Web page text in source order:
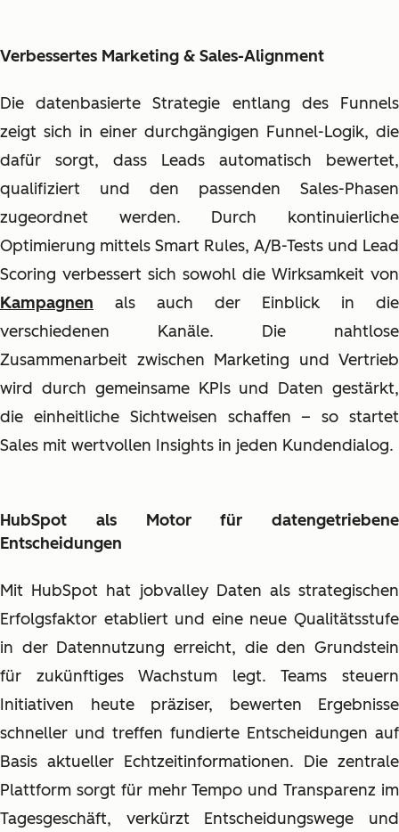
Verbessertes Marketing & Sales-Alignment
Die datenbasierte Strategie entlang des Funnels
zeigt sich in einer durchgängigen Funnel-Logik, die
dafür sorgt, dass Leads automatisch bewertet,
qualifiziert und den passenden Sales-Phasen
zugeordnet werden. Durch kontinuierliche
Optimierung mittels Smart Rules, A/B-Tests und Lead
Scoring verbessert sich sowohl die Wirksamkeit von
Kampagnen als auch der Einblick in die
verschiedenen Kanäle. Die nahtlose
Zusammenarbeit zwischen Marketing und Vertrieb
wird durch gemeinsame KPIs und Daten gestärkt,
die einheitliche Sichtweisen schaffen – so startet
Sales mit wertvollen Insights in jeden Kundendialog.
HubSpot als Motor für datengetriebene
Entscheidungen
Mit HubSpot hat jobvalley Daten als strategischen
Erfolgsfaktor etabliert und eine neue Qualitätsstufe
in der Datennutzung erreicht, die den Grundstein
für zukünftiges Wachstum legt. Teams steuern
Initiativen heute präziser, bewerten Ergebnisse
schneller und treffen fundierte Entscheidungen auf
Basis aktueller Echtzeitinformationen. Die zentrale
Plattform sorgt für mehr Tempo und Transparenz im
Tagesgeschäft, verkürzt Entscheidungswege und